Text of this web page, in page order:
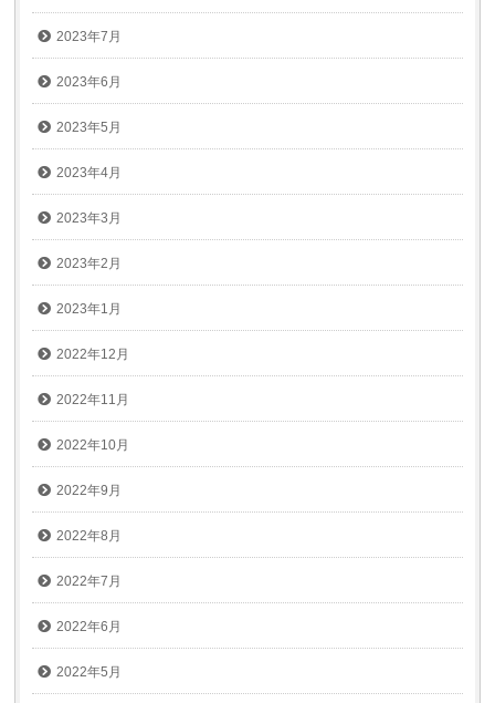
2023年7月
2023年6月
2023年5月
2023年4月
2023年3月
2023年2月
2023年1月
2022年12月
2022年11月
2022年10月
2022年9月
2022年8月
2022年7月
2022年6月
2022年5月